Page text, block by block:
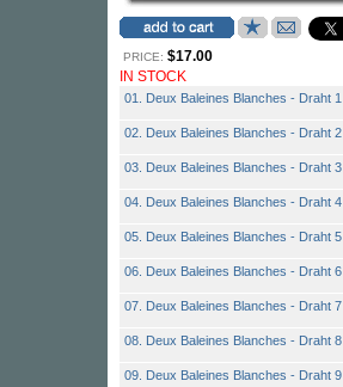
PRICE: $17.00
IN STOCK
01. Deux Baleines Blanches - Draht 1
02. Deux Baleines Blanches - Draht 2
03. Deux Baleines Blanches - Draht 3
04. Deux Baleines Blanches - Draht 4
05. Deux Baleines Blanches - Draht 5
06. Deux Baleines Blanches - Draht 6
07. Deux Baleines Blanches - Draht 7
08. Deux Baleines Blanches - Draht 8
09. Deux Baleines Blanches - Draht 9